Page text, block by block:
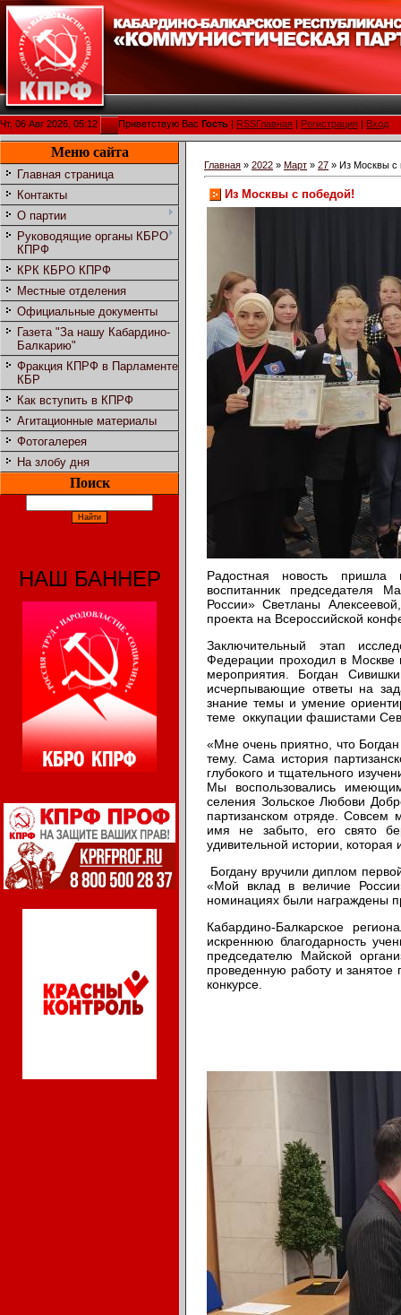
Чт, 06 Авг 2026, 05:12 Приветствую Вас Гость RSSГлавная Регистрация Вход
Меню сайта
Главная страница
Контакты
О партии
Руководящие органы КБРО
КПРФ
КРК КБРО КПРФ
Местные отделения
Официальные документы
Газета "За нашу Кабардино-
Балкарию"
Фракция КПРФ в Парламенте
КБР
Как вступить в КПРФ
Агитационные материалы
Фотогалерея
На злобу дня
Поиск
НАШ БАННЕР
Главная » 2022 » Март » 27 » Из Москвы с
Из Москвы с победой!
Радостная новость
воспитанник председателя
России» Светланы
проекта на Всероссийской
Заключительный этап
Федерации проходил в Москве
мероприятия. Богдан
исчерпывающие ответы на
знание темы и умение
теме оккупации фашистами
«Мне очень приятно, что
тему. Сама история
глубокого и тщательного
Мы воспользовались
селения Зольское Любови
партизанском отряде. Совсем
имя не забыто, его свято
удивительной истории,
Богдану вручили диплом
«Мой вклад в величие
номинациях были награждены
Кабардино-Балкарское
искреннюю благодарность
председателю Майской
проведенную работу и занятое
конкурсе.